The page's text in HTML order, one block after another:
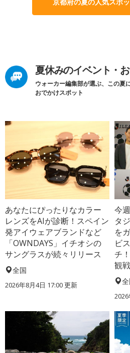
夏休みのイベント・
ウォーカー編集部が選ぶ、この夏
おでかけスポット
あなたにぴったりなカラー
レンズをAIが診断！スペイン
発アイウェアブランドなど
「OWNDAYS」イチオシの
サングラスが続々リリース
全国
2026年8月4日 17:00更新
今
タ
を
ビ
チ
観